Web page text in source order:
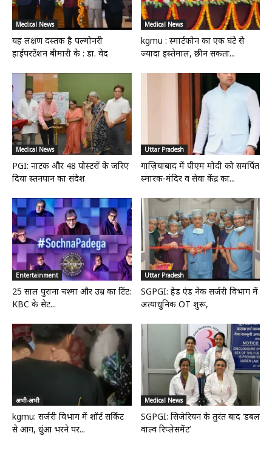
Medical News
यह लक्षण दस्तक है पल्मोनरी
हाईपरटेंशन बीमारी के : डा. वेद
Medical News
kgmu : स्मार्टफोन का एक घंटे से
ज्यादा इस्तेमाल, छीन सकता...
Medical News
PGI: नाटक और 48 पोस्टरों के जरिए
दिया स्तनपान का संदेश
Uttar Pradesh
गाज़ियाबाद में पीएम मोदी को समर्पित
स्मारक-मंदिर व सेवा केंद्र का...
Entertainment
25 साल पुराना चश्मा और उम्र का टिंट:
KBC के सेट...
Uttar Pradesh
SGPGI: हेड एंड नेक सर्जरी विभाग में
अत्याधुनिक OT शुरू,
अभी-अभी
kgmu: सर्जरी विभाग में शॉर्ट सर्किट
से आग, धुंआ भरने पर...
Medical News
SGPGI: सिजेरियन के तुरंत बाद ‘डबल
वाल्व रिप्लेसमेंट’